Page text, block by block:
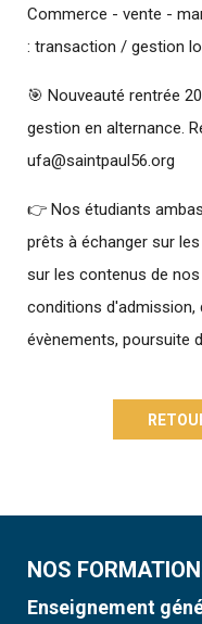
Commerce - vente -
: transaction / gestion
🎯 Nouveauté rentrée
gestion en alternance.
ufa@saintpaul56.org
👉 Nos étudiants
prêts à échanger sur
sur les contenus de
conditions d'admission,
évènements, poursuite
NOS
Enseignement